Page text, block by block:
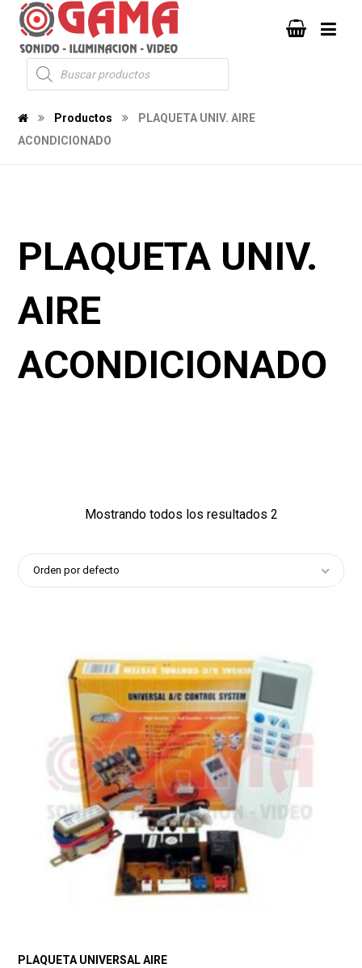
Productos
PLAQUETA UNIV. AIRE
ACONDICIONADO
PLAQUETA UNIV.
AIRE
ACONDICIONADO
Mostrando todos los resultados 2
Orden por defecto
PLAQUETA UNIVERSAL AIRE